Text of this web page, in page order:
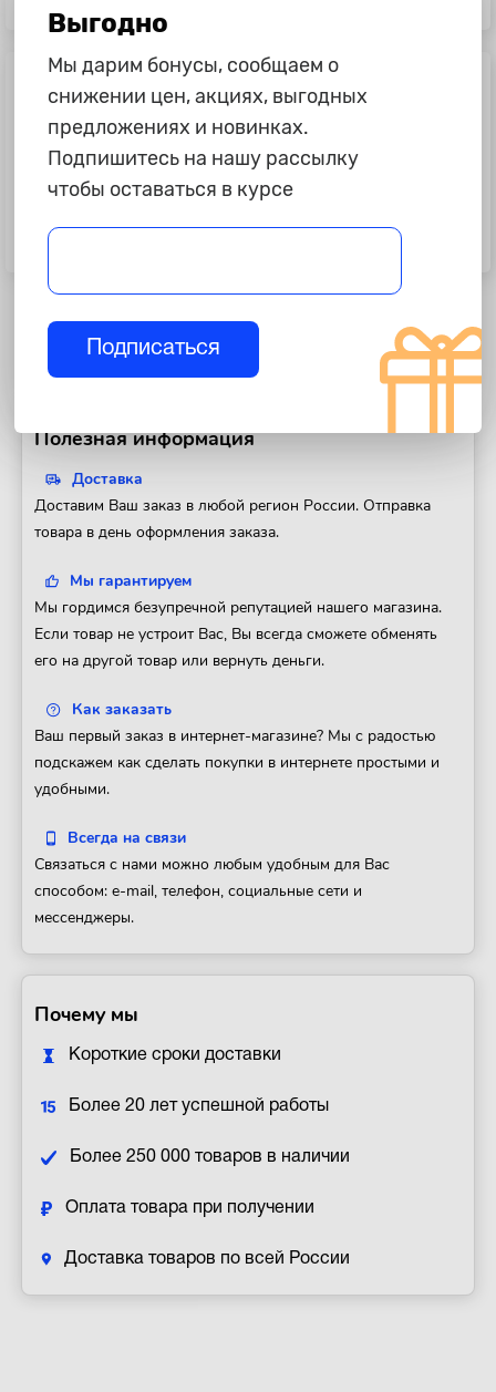
оцинковка
Багажник на рейлинг "AT&T" L23-
Багажник на рейлинг "AT&T" L23-
Полезная информация
Доставка
Доставим Ваш заказ в любой регион России. Отправка
товара в день оформления заказа.
Мы гарантируем
Мы гордимся безупречной репутацией нашего магазина.
Если товар не устроит Вас, Вы всегда сможете обменять
его на другой товар или вернуть деньги.
Как заказать
Ваш первый заказ в интернет-магазине? Мы с радостью
подскажем как сделать покупки в интернете простыми и
удобными.
Всегда на связи
Связаться с нами можно любым удобным для Вас
способом: e-mail, телефон, социальные сети и
мессенджеры.
Почему мы
Короткие сроки доставки
Более 20 лет успешной работы
Более 250 000 товаров в наличии
Оплата товара при получении
Доставка товаров по всей России
Выгодно
Мы дарим бонусы, сообщаем о
снижении цен, акциях, выгодных
предложениях и новинках.
Подпишитесь на нашу рассылку
чтобы оставаться в курсе
Подписаться